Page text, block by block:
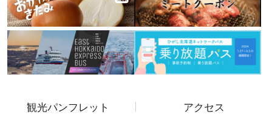
観光パンフレット
アクセス